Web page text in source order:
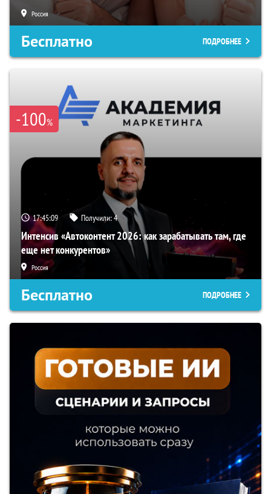
Россия
Бесплатно ПОДРОБНЕЕ
-100%
17:45:08 Получили:4
Интенсив «Автоконтент 2026: как зарабатывать там, где
еще нет конкурентов»
Россия
Бесплатно ПОДРОБНЕЕ